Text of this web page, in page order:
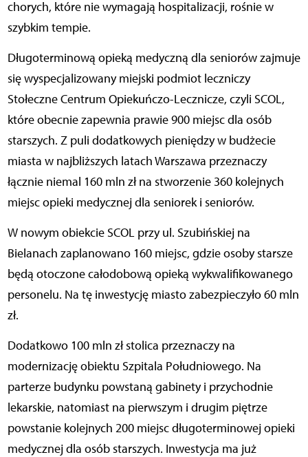
chorych, które nie wymagają hospitalizacji, rośnie w
szybkim tempie.
Długoterminową opieką medyczną dla seniorów zajmuje
się wyspecjalizowany miejski podmiot leczniczy
Stołeczne Centrum Opiekuńczo-Lecznicze, czyli SCOL,
które obecnie zapewnia prawie 900 miejsc dla osób
starszych. Z puli dodatkowych pieniędzy w budżecie
miasta w najbliższych latach Warszawa przeznaczy
łącznie niemal 160 mln zł na stworzenie 360 kolejnych
miejsc opieki medycznej dla seniorek i seniorów.
W nowym obiekcie SCOL przy ul. Szubińskiej na
Bielanach zaplanowano 160 miejsc, gdzie osoby starsze
będą otoczone całodobową opieką wykwalifikowanego
personelu. Na tę inwestycję miasto zabezpieczyło 60 mln
zł.
Dodatkowo 100 mln zł stolica przeznaczy na
modernizację obiektu Szpitala Południowego. Na
parterze budynku powstaną gabinety i przychodnie
lekarskie, natomiast na pierwszym i drugim piętrze
powstanie kolejnych 200 miejsc długoterminowej opieki
medycznej dla osób starszych. Inwestycja ma już